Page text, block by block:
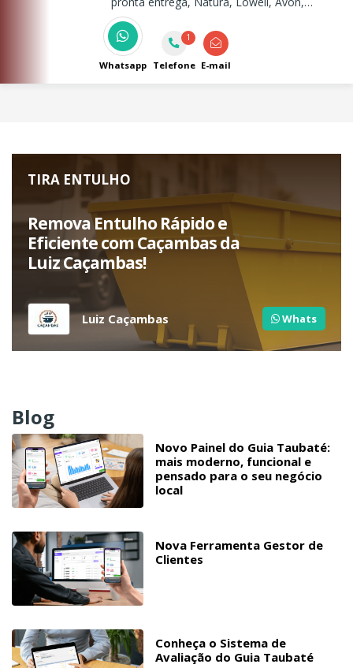
Eudora, Hinodê, Abelha Rainha, Jequiti, Mary
kay, O Boticário, Oui, Mawal e muito mais.
Whatsapp
1
Telefone E-mail
TIRA ENTULHO
Remova Entulho Rápido e
Eficiente com Caçambas da
Luiz Caçambas!
Luiz Caçambas Whats
Blog
Novo Painel do Guia Taubaté:
mais moderno, funcional e
pensado para o seu negócio
local
Nova Ferramenta Gestor de
Clientes
Conheça o Sistema de
Avaliação do Guia Taubaté